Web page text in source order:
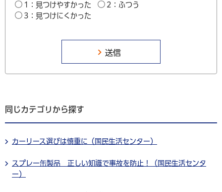
1：見つけやすかった
2：ふつう
3：見つけにくかった
同じカテゴリから探す
カーリース選びは慎重に（国民生活センター）
スプレー缶製品 正しい知識で事故を防止！（国民生活センタ
ー）